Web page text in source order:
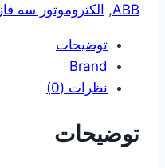
ABB
, الکتروموتور سه فاز
توضیحات
Brand
نظرات (0)
توضیحات